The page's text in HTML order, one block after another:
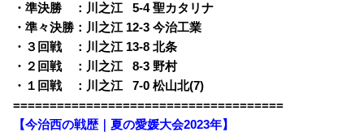
・準決勝 ：川之江
05-4 聖カタリナ
・準々決勝：川之江 12-3 今治工業
・３回戦 ：川之江 13-8 北条
・２回戦 ：川之江
08-3 野村
・１回戦 ：川之江
07-0 松山北(7)
=====================================
【今治西の戦歴｜夏の愛媛大会2023年】